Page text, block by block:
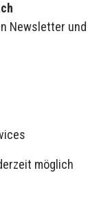
Newsletter und
möglich